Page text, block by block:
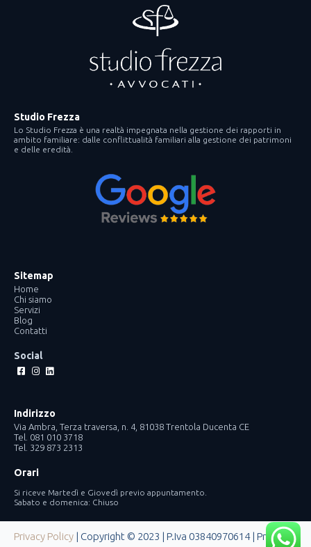
Studio Frezza
Lo Studio Frezza è una realtà impegnata nella gestione dei rapporti in
ambito familiare: dalle conflittualità familiari alla gestione dei patrimoni
e delle eredità.
Sitemap
Home
Chi siamo
Servizi
Blog
Contatti
Social
Facebook-
square
Instagram
Linkedin
Indirizzo
Via Ambra, Terza traversa, n. 4, 81038 Trentola Ducenta CE
Tel. 081 010 3718
Tel. 329 873 2313
Orari
Si riceve Martedì e Giovedì previo appuntamento.
Sabato e domenica: Chiuso
Privacy Policy| Copyright © 2023 | P.Iva 03840970614 | Progetto